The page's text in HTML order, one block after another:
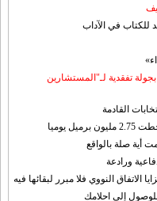
للكتاب في الآداب
تفقدية لـ"المستشارين
القادمة
يوميا
أية صلة بالواقع
ورادعة
النووي فلا مبرر لبقائها فيه
إلى احلامك